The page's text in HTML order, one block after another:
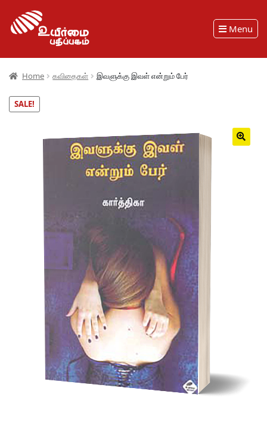
Menu
Home கவிதைகள் இவளுக்கு இவள் என்றும் பேர்
SALE!